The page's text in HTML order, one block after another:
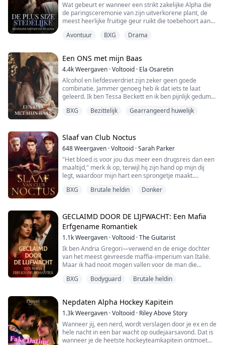
Wat gebeurt er wanneer een strikt zakelijke Alpha die
de paringsceremonie van zijn uitverkorene plant, de
meest heerlijke fruitige geur ruikt die toebehoort aan
trouwplanningsbedrijf, samen met een dans- en
zelfverdedigingsstudio. Ze worden ingehuurd door hun
nieu...
Avontuur BXG Drama
Een ONS met mijn Baas
4.4kWeergaven ·Voltooid · Ela Osaretin
Alcohol en liefdesverdriet zijn zeker geen goede
combinatie. Jammer genoeg heb ik dat iets te laat
geleerd. Ik ben Tessa Beckett en ik ben pijnlijk gedumpt
dronken werd in een kroeg en een onenightstand had
beledigde ik hem diep over zijn ve...
BXG Bezittelijk Gearrangeerd huwelijk
Slaaf van Club Noctus
648Weergaven ·Voltooid ·Sarah Parker
"Het bloed is voor jou dus meer een drugsreis dan een
maaltijd," merk ik op, terwijl hij zijn hand op mijn dij
legt, waardoor mijn hart een sprongetje maakt.
"Nee, bloed is levensonderhoud," corrigeert hij,
vinger glijdt langs de zijkant van mijn been, precies
langs de dijslagader. "Ik werd naar d...
BXG Brutale heldin Donker
GECLAIMD DOOR DE LIJFWACHT: Een Mafia
Erfgename Romantiek
1.1kWeergaven ·Voltooid ·The Guitarist
Ik ben Andria Gregori—verwend en de enige dochter
van het meest gevreesde maffia-imperium van Italië.
Maar ik had nooit mogen vallen voor de man die
Luca Bianchi. De meest vertrouwde lijfwacht van mijn
sinds ik zestien was. Wanneer de dreigingen toenemen
en verraad v...
BXG Bodyguard Brutale heldin
Nepdaten Alpha Hockey Kapitein
1.3kWeergaven ·Voltooid · Riley Above Story
Wanneer jij, een nerd, wordt verslagen door je ex en de
hele nacht in een bar wacht op oudejaarsavond. Dat is
wanneer je de heetste hockeyteamkapitein ontmoet